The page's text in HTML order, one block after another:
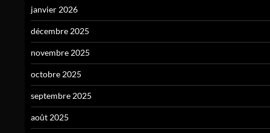
janvier 2026
décembre 2025
novembre 2025
octobre 2025
septembre 2025
août 2025